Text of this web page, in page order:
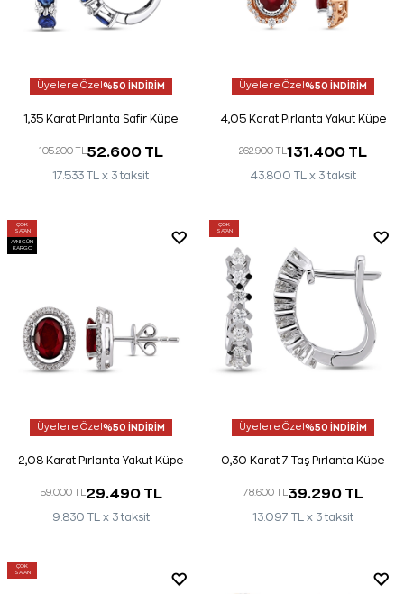
Üyelere Özel %50 İNDİRİM
1,35 Karat Pırlanta Safir Küpe
105.200 TL 52.600 TL
17.533 TL x 3 taksit
Üyelere Özel %50 İNDİRİM
4,05 Karat Pırlanta Yakut Küpe
262.900 TL 131.400 TL
43.800 TL x 3 taksit
ÇOK
SATAN
AYNI GÜN
KARGO
Üyelere Özel %50 İNDİRİM
2,08 Karat Pırlanta Yakut Küpe
59.000 TL 29.490 TL
9.830 TL x 3 taksit
ÇOK
SATAN
Üyelere Özel %50 İNDİRİM
0,30 Karat 7 Taş Pırlanta Küpe
78.600 TL 39.290 TL
13.097 TL x 3 taksit
ÇOK
SATAN